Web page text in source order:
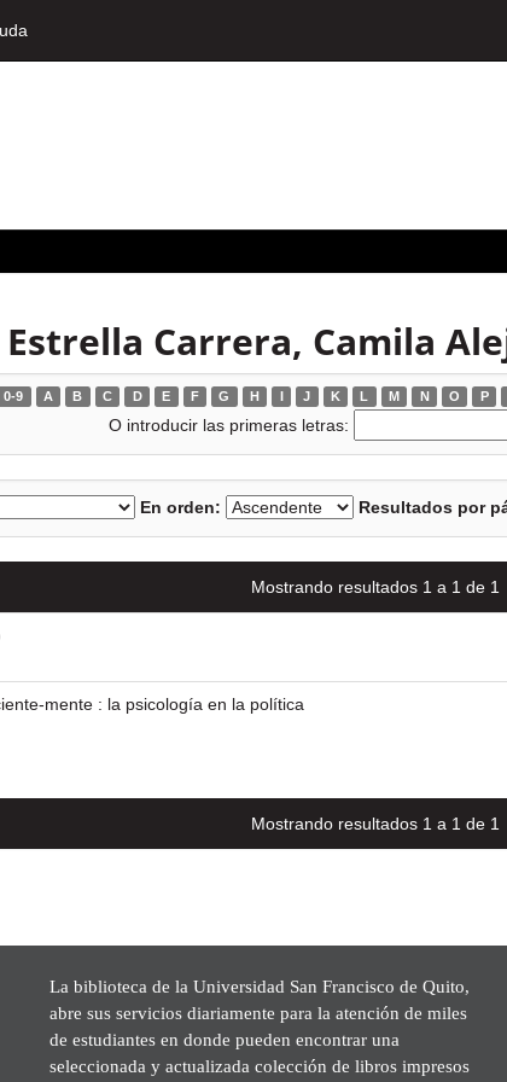
Carrera, Camila
0-9 A B C D E F G H I J K L M N O P
O introducir las primeras letras:
En orden: Resultados por
Mostrando resultados 1 a 1 de 1
mente : la psicología en la política
Mostrando resultados 1 a 1 de 1
La biblioteca de la Universidad San Francisco de Quito,
abre sus servicios diariamente para la atención de miles
de estudiantes en donde pueden encontrar una
seleccionada y actualizada colección de libros impresos